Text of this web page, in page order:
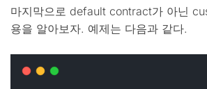
마지막으로 default contract가 아닌
용을 알아보자. 예제는 다음과 같다.